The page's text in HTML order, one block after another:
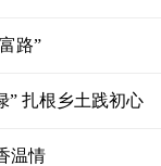
路”
” 扎根乡土践初心
温情